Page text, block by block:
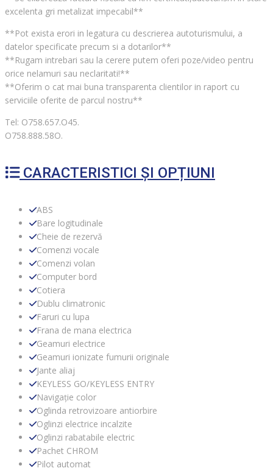
excelenta gri metalizat impecabil**
**Pot exista erori in legatura cu descrierea autoturismului, a
datelor specificate precum si a dotarilor**
**Rugam intrebari sau la cerere putem oferi poze/video pentru
orice nelamuri sau neclaritati!**
**Oferim o cat mai buna transparenta clientilor in raport cu
serviciile oferite de parcul nostru**
Tel: O758.657.O45.
O758.888.58O.
CARACTERISTICI ȘI OPȚIUNI
ABS
Bare logitudinale
Cheie de rezervă
Comenzi vocale
Comenzi volan
Computer bord
Cotiera
Dublu climatronic
Faruri cu lupa
Frana de mana electrica
Geamuri electrice
Geamuri ionizate fumurii originale
Jante aliaj
KEYLESS GO/KEYLESS ENTRY
Navigație color
Oglinda retrovizoare antiorbire
Oglinzi electrice incalzite
Oglinzi rabatabile electric
Pachet CHROM
Pilot automat